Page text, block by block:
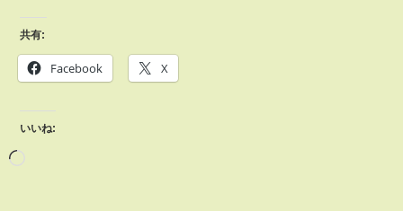
共有:
Facebook X
いいね: